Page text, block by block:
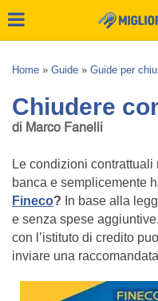
Home » Guide » Guide per
Chiudere
di Marco Fanelli
Le condizioni
banca e semplicemente
Fineco? In base alla
e senza spese
con l’istituto di credito
inviare una